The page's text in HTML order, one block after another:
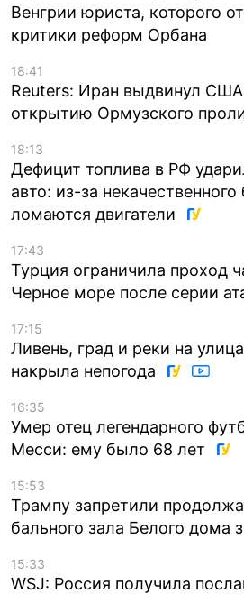
Венгрии юриста, которого
критики реформ Орбана
18:41
Reuters: Иран выдвинул
открытию Ормузского
18:13
Дефицит топлива в РФ
авто: из-за
ломаются двигатели
17:43
Турция ограничила проход
Черное море после серии
17:15
Ливень, град и реки на
накрыла непогода
16:35
Умер отец легендарного
Месси: ему было 68 лет
15:53
Трампу запретили
бального зала Белого дома
15:33
WSJ: Россия получила